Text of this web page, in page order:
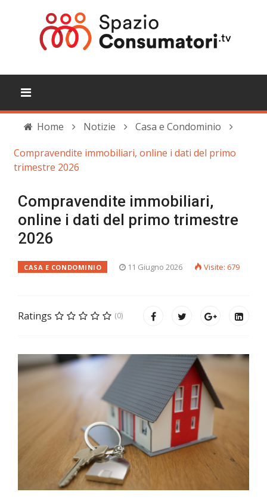
Home Notizie
Casa e Condominio
Compravendite immobiliari, online i dati del primo
trimestre 2026
Compravendite immobiliari,
online i dati del primo trimestre
2026
CASA E CONDOMINIO 11 Giugno 2026 Visite: 679
Ratings (0)